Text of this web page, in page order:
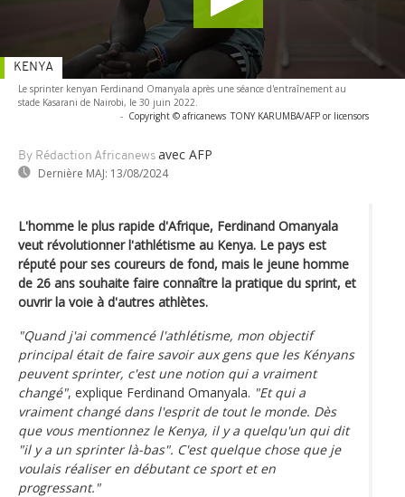
Le sprinter kenyan Ferdinand Omanyala après une séance d'entraînement au
stade Kasarani de Nairobi, le 30 juin 2022.
- Copyright © africanews TONY KARUMBA/AFP or licensors
By Rédaction Africanews avec AFP
Dernière MAJ: 13/08/2024
KENYA
L'homme le plus rapide d'Afrique, Ferdinand Omanyala
veut révolutionner l'athlétisme au Kenya. Le pays est
réputé pour ses coureurs de fond, mais le jeune homme
de 26 ans souhaite faire connaître la pratique du sprint, et
ouvrir la voie à d'autres athlètes.
"Quand j'ai commencé l'athlétisme, mon objectif
principal était de faire savoir aux gens que les Kényans
peuvent sprinter, c'est une notion qui a vraiment
changé", explique Ferdinand Omanyala. "Et qui a
vraiment changé dans l'esprit de tout le monde. Dès
que vous mentionnez le Kenya, il y a quelqu'un qui dit
"il y a un sprinter là-bas". C'est quelque chose que je
voulais réaliser en débutant ce sport et en
progressant."